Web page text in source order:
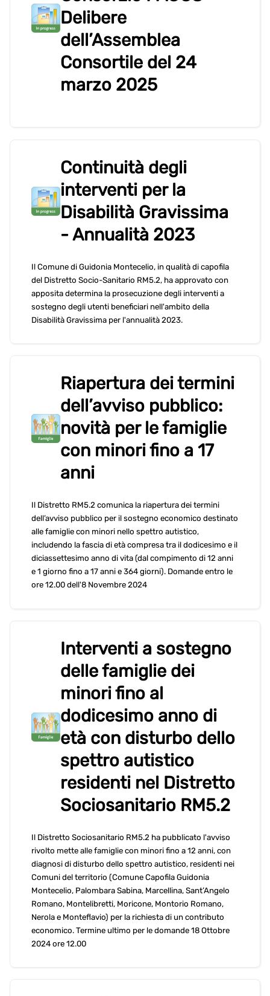
Delibere
dell’Assemblea
Consortile del 24
marzo 2025
Continuità degli
interventi per la
Disabilità Gravissima
- Annualità 2023
Il Comune di Guidonia Montecelio, in qualità di capofila
del Distretto Socio-Sanitario RM5.2, ha approvato con
apposita determina la prosecuzione degli interventi a
sostegno degli utenti beneficiari nell'ambito della
Disabilità Gravissima per l'annualità 2023.
Riapertura dei termini
dell’avviso pubblico:
novità per le famiglie
con minori fino a 17
anni
Il Distretto RM5.2 comunica la riapertura dei termini
dell’avviso pubblico per il sostegno economico destinato
alle famiglie con minori nello spettro autistico,
includendo la fascia di età compresa tra il dodicesimo e il
diciassettesimo anno di vita (dal compimento di 12 anni
e 1 giorno fino a 17 anni e 364 giorni). Domande entro le
ore 12.00 dell'8 Novembre 2024
Interventi a sostegno
delle famiglie dei
minori fino al
dodicesimo anno di
età con disturbo dello
spettro autistico
residenti nel Distretto
Sociosanitario RM5.2
Il Distretto Sociosanitario RM5.2 ha pubblicato l'avviso
rivolto mette alle famiglie con minori fino a 12 anni, con
diagnosi di disturbo dello spettro autistico, residenti nei
Comuni del territorio (Comune Capofila Guidonia
Montecelio, Palombara Sabina, Marcellina, Sant’Angelo
Romano, Montelibretti, Moricone, Montorio Romano,
Nerola e Monteflavio) per la richiesta di un contributo
economico. Termine ultimo per le domande 18 Ottobre
2024 ore 12.00